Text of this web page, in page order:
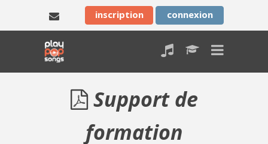
inscription connexion
Support de
formation